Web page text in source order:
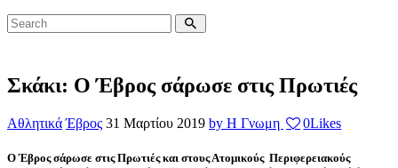
Σκάκι: Ο Έβρος σάρωσε στις Πρωτιές
Αθλητικά Έβρος 31 Μαρτίου 2019 by Η Γνωμη 0Likes
Ο Έβρος σάρωσε στις Πρωτιές και στους Ατομικούς Περιφερειακούς